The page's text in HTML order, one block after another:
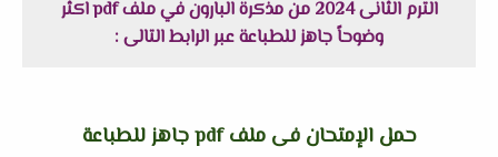
الترم الثانى 2024 من مذكرة البارون في ملف pdf اكثر
وضوحاً جاهز للطباعة عبر الرابط التالى :
حمل الإمتحان فى ملف pdf جاهز للطباعة